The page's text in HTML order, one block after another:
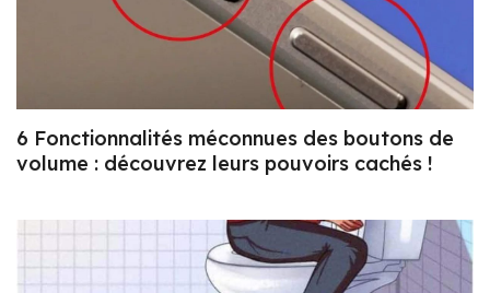
6 Fonctionnalités méconnues des boutons de
volume : découvrez leurs pouvoirs cachés !